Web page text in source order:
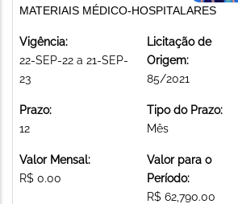
MATERIAIS MÉDICO-HOSPITALARES
Vigência:
22-SEP-22 a 21-SEP-
23
Licitação de
Origem:
85/2021
Prazo:
12
Tipo do Prazo:
Mês
Valor Mensal:
R$ 0.00
Valor para o
Período:
R$ 62,790.00